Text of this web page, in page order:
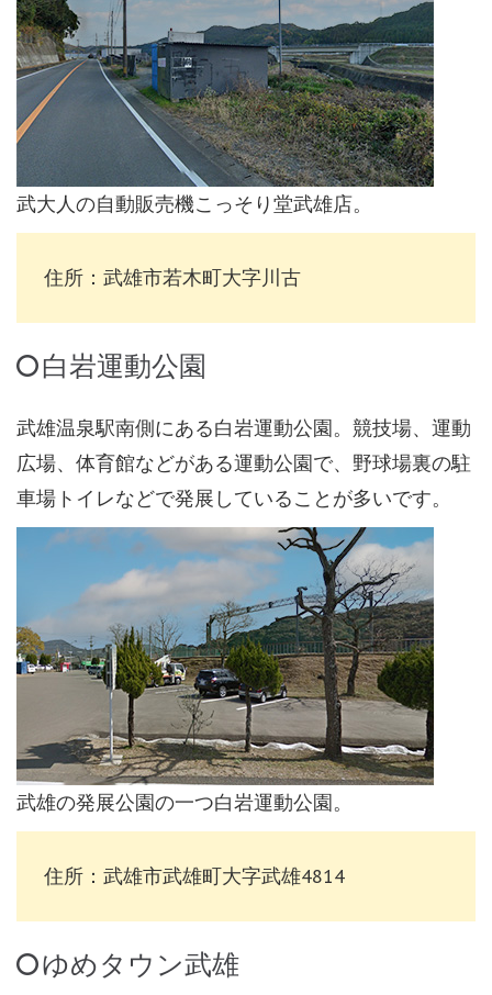
武大人の自動販売機こっそり堂武雄店。
住所：武雄市若木町大字川古
白岩運動公園
武雄温泉駅南側にある白岩運動公園。競技場、運動
広場、体育館などがある運動公園で、野球場裏の駐
車場トイレなどで発展していることが多いです。
武雄の発展公園の一つ白岩運動公園。
住所：武雄市武雄町大字武雄4814
ゆめタウン武雄